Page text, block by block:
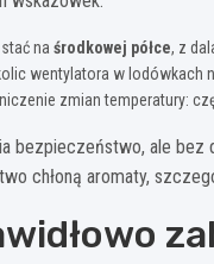
na środkowej półce, z
wentylatora w
zmian temperatury:
bezpieczeństwo, ale bez
chłoną aromaty,